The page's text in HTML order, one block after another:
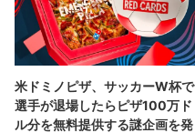
米ドミノピザ、サッカーW杯で
選手が退場したらピザ100万ド
ル分を無料提供する謎企画を発